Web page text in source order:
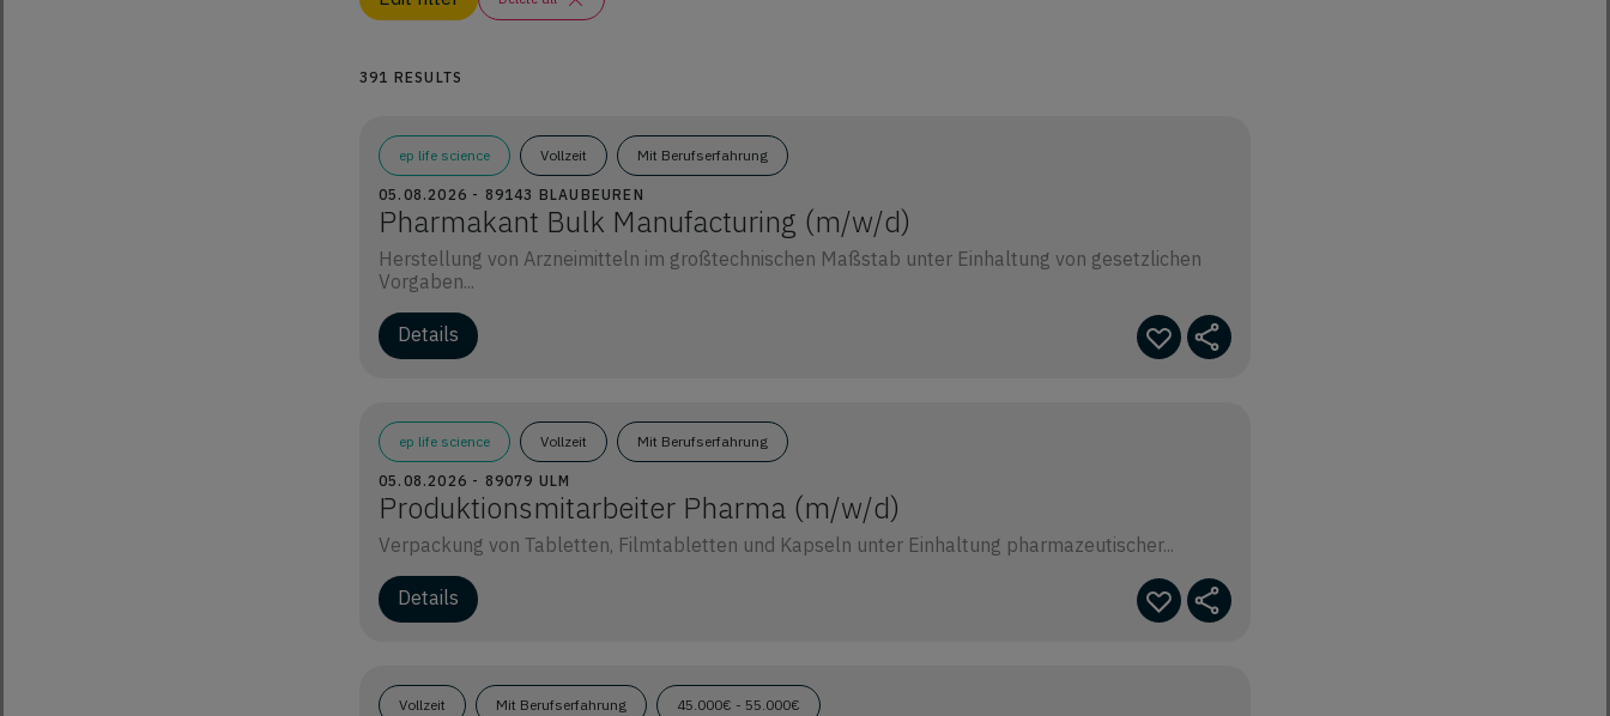
391 RESULTS
ep life science Vollzeit Mit Berufserfahrung
05.08.2026 - 89143 BLAUBEUREN
Pharmakant Bulk Manufacturing (m/w/d)
Herstellung von Arzneimitteln im großtechnischen Maßstab unter Einhaltung von gesetzlichen
Vorgaben...
Details
ep life science Vollzeit Mit Berufserfahrung
05.08.2026 - 89079 ULM
Produktionsmitarbeiter Pharma (m/w/d)
Verpackung von Tabletten, Filmtabletten und Kapseln unter Einhaltung pharmazeutischer...
Details
Vollzeit Mit Berufserfahrung 45.000€ - 55.000€